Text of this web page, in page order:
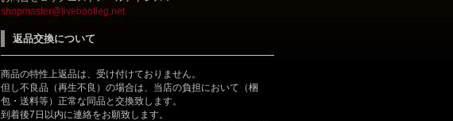
shopmaster@livebootleg.net
返品交換について
商品の特性上返品は、受け付けておりません。
但し不良品（再生不良）の場合は、当店の負担において（梱
包・送料等）正常な同品と交換致します。
到着後7日以内に連絡をお願致します。